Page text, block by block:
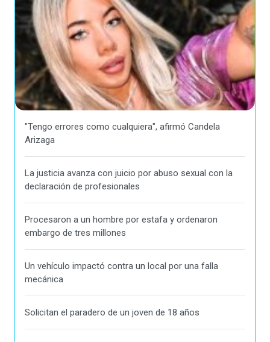
"Tengo errores como cualquiera", afirmó Candela
Arizaga
La justicia avanza con juicio por abuso sexual con la
declaración de profesionales
Procesaron a un hombre por estafa y ordenaron
embargo de tres millones
Un vehículo impactó contra un local por una falla
mecánica
Solicitan el paradero de un joven de 18 años